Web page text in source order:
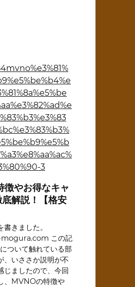
やお得なキャ
解説！【格安
きました。
この記
ついて触れている部
、いささか説明が不
じましたので、今回
、MVNOの特徴や